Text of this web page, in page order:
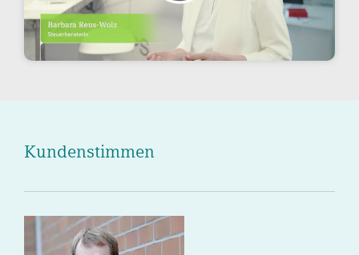
Kundenstimmen